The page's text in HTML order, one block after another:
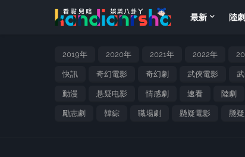
最新 陸劇
2019年 2020年 2021年 2022年
快訊 奇幻電影 奇幻劇 武俠電影
動漫 悬疑电影 情感劇 速看 陸劇
勵志劇 韓綜 職場劇 懸疑電影 懸疑